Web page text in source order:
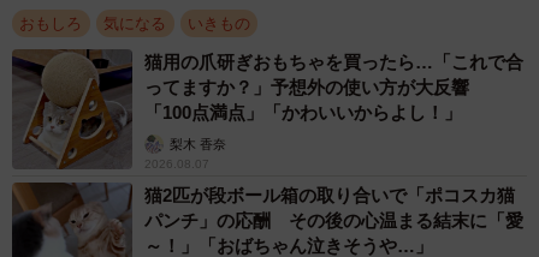
ーー「おばちゃん絶叫したらしいけど気持ちはわかるw」
「窓開けてこれおったら俺も叫ぶ自信ある」とツイートし
ていらっしゃいましたね。おばさま、さぞかし驚かれたの
では…？
「カーテンを開けた瞬間にこれがいたため、叔母はあまり
の驚きに大声で叫び、怖くて旦那さんを呼んだそうです
（笑）」
おもしろ 気になる いきもの
猫用の爪研ぎおもちゃを買ったら…「これで合
ってますか？」予想外の使い方が大反響
「100点満点」「かわいいからよし！」
梨木 香奈
2026.08.07
猫2匹が段ボール箱の取り合いで「ポコスカ猫
パンチ」の応酬 その後の心温まる結末に「愛
～！」「おばちゃん泣きそうや…」